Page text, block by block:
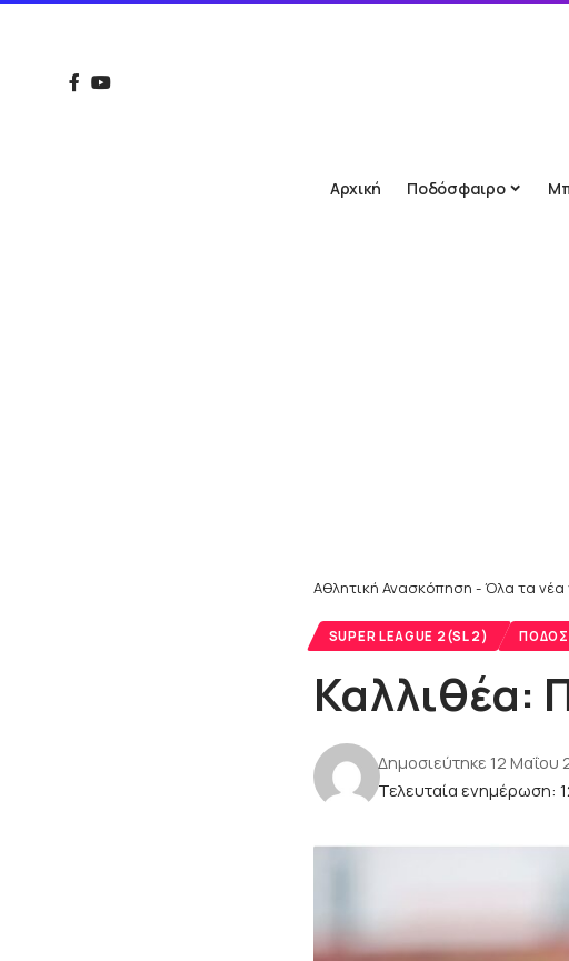
Αρχική Ποδόσφαιρο
Αθλητική Ανασκόπηση - Όλα τα νέα
SUPER LEAGUE 2(SL 2)
Καλλιθέα:
Τελευταία ενημέρωση:
Δημοσιεύτηκε 12 Μαΐου